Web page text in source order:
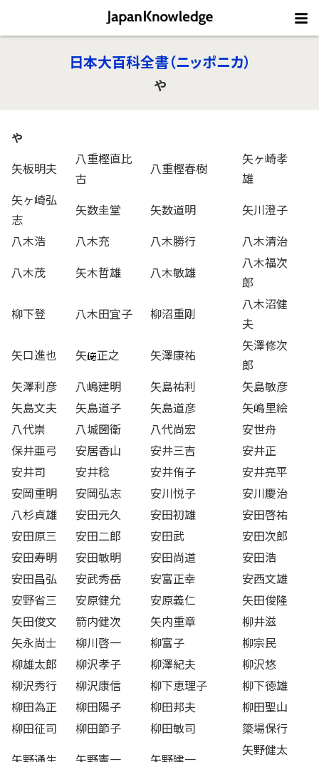
日本大百科全書（ニッポニカ）
や
や
矢板明夫
八重樫直比
古
八重樫春樹
矢ヶ崎孝
雄
矢ヶ崎弘
志
矢数圭堂 矢数道明
矢川澄子
八木浩
八木充 八木勝行
八木清治
八木茂
矢木哲雄 八木敏雄
八木福次
郎
柳下登
八木田宜子 柳沼重剛
八木沼健
夫
矢口進也
矢 正之 矢澤康祐
矢澤修次
郎
矢澤利彦
八嶋建明 矢島祐利
矢島敏彦
矢島文夫
矢島道子 矢島道彦
矢嶋里絵
八代崇
八城圀衛 八代尚宏
安世舟
保井亜弓
安居香山 安井三吉
安井正
安井司
安井稔 安井侑子
安井亮平
安岡重明
安岡弘志 安川悦子
安川慶治
八杉貞雄
安田元久 安田初雄
安田啓祐
安田原三
安田二郎 安田武
安田次郎
安田寿明
安田敏明 安田尚道
安田浩
安田昌弘
安武秀岳 安富正幸
安西文雄
安野省三
安原健允 安原義仁
矢田俊隆
矢田俊文
箭内健次 矢内重章
柳井滋
矢永尚士
柳川啓一 柳富子
柳宗民
柳雄太郎
柳沢孝子 柳澤紀夫
柳沢悠
柳沢秀行
柳沢康信 柳下恵理子
柳下徳雄
柳田為正
柳田陽子 柳田邦夫
柳田聖山
柳田征司
柳田節子 柳田敏司
簗場保行
矢野健太